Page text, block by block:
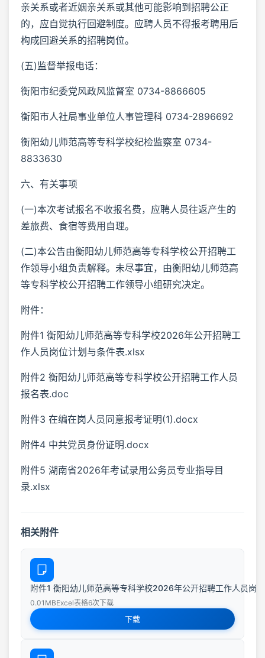
亲关系或者近姻亲关系或其他可能影响到招聘公正
的，应自觉执行回避制度。应聘人员不得报考聘用后
构成回避关系的招聘岗位。
(五)监督举报电话：
衡阳市纪委党风政风监督室 0734-8866605
衡阳市人社局事业单位人事管理科 0734-2896692
衡阳幼儿师范高等专科学校纪检监察室 0734-
8833630
六、有关事项
(一)本次考试报名不收报名费，应聘人员往返产生的
差旅费、食宿等费用自理。
(二)本公告由衡阳幼儿师范高等专科学校公开招聘工
作领导小组负责解释。未尽事宜，由衡阳幼儿师范高
等专科学校公开招聘工作领导小组研究决定。
附件：
附件1 衡阳幼儿师范高等专科学校2026年公开招聘工
作人员岗位计划与条件表.xlsx
附件2 衡阳幼儿师范高等专科学校公开招聘工作人员
报名表.doc
附件3 在编在岗人员同意报考证明(1).docx
附件4 中共党员身份证明.docx
附件5 湖南省2026年考试录用公务员专业指导目
录.xlsx
相关附件
附件1 衡阳幼儿师范高等专科学校2026年公开招聘工作人员岗
0.01MBExcel表格6次下载
下载